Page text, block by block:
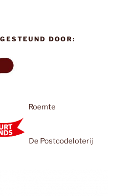
DOOR:
Roemte
De Postcodeloterij